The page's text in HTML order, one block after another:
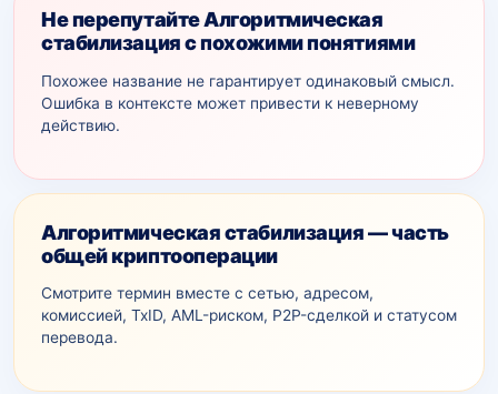
Не перепутайте Алгоритмическая
стабилизация с похожими понятиями
Похожее название не гарантирует одинаковый смысл.
Ошибка в контексте может привести к неверному
действию.
Алгоритмическая стабилизация — часть
общей криптооперации
Смотрите термин вместе с сетью, адресом,
комиссией, TxID, AML-рискoм, P2P-сделкой и статусом
перевода.